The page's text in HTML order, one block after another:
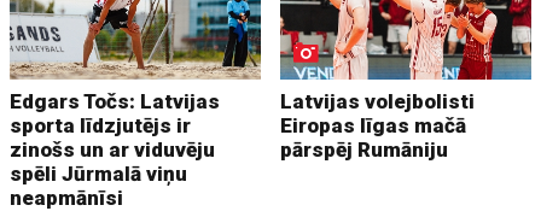
Edgars Točs: Latvijas
sporta līdzjutējs ir
zinošs un ar viduvēju
spēli Jūrmalā viņu
neapmānīsi
Latvijas volejbolisti
Eiropas līgas mačā
pārspēj Rumāniju